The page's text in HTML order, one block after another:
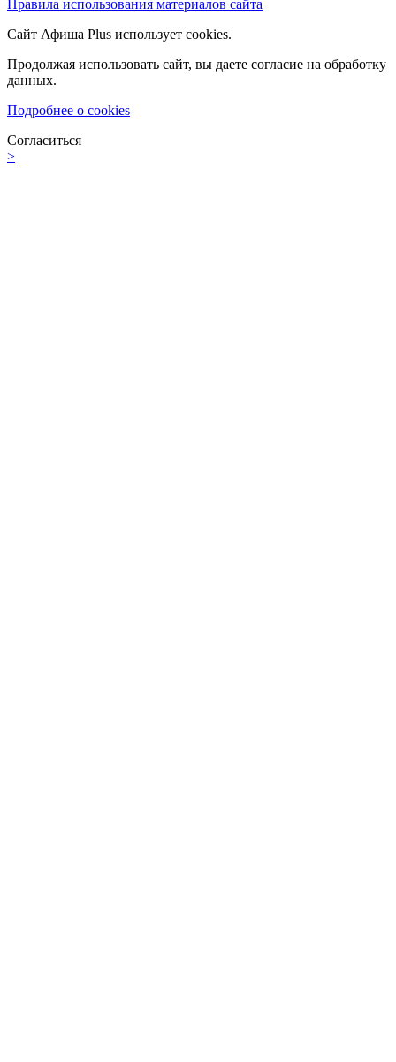
Правила использования материалов сайта
Сайт Афиша Plus использует cookies.
Продолжая использовать сайт, вы даете согласие на обработку
данных.
Подробнее о cookies
Согласиться
>